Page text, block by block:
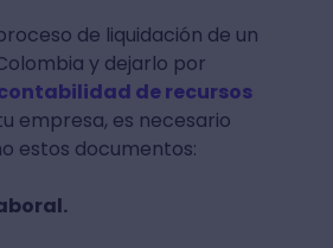
de liquidación de un
y dejarlo por
de recursos
empresa, es necesario
estos documentos: